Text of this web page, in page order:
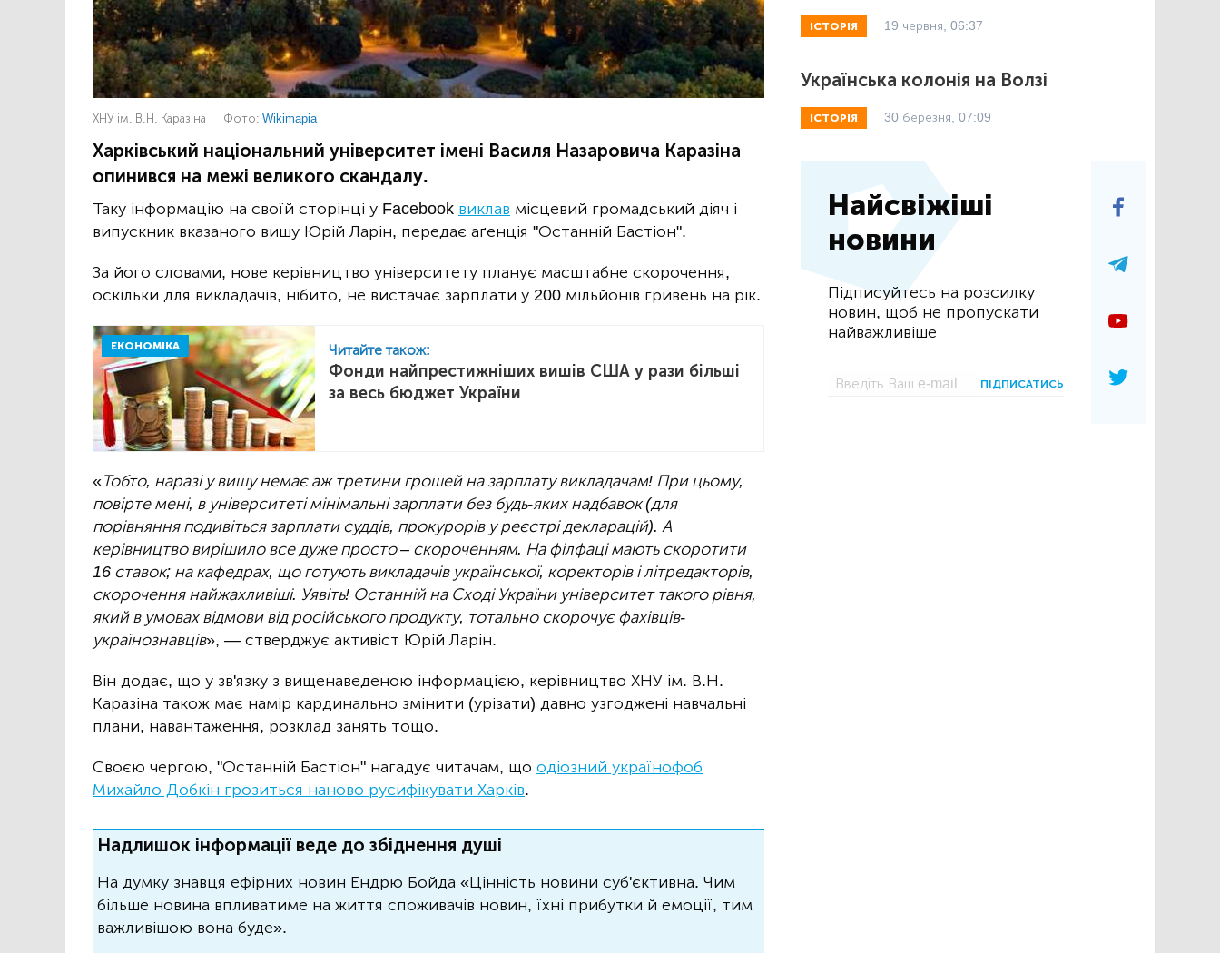
ХНУ ім. В.Н. Каразіна Фото: Wikimapia
Харківський національний університет імені Василя Назаровича Каразіна
опинився на межі великого скандалу.
Таку інформацію на своїй сторінці у Facebook виклав місцевий громадський діяч і
випускник вказаного вишу Юрій Ларін, передає аґенція "Останній Бастіон".
За його словами, нове керівництво університету планує масштабне скорочення,
оскільки для викладачів, нібито, не вистачає зарплати у 200 мільйонів гривень на рік.
ЕКОНОМІКА Читайте також:
Фонди найпрестижніших вишів США у рази більші
за весь бюджет України
«Тобто, наразі у вишу немає аж третини грошей на зарплату викладачам! При цьому,
повірте мені, в університеті мінімальні зарплати без будь-яких надбавок (для
порівняння подивіться зарплати суддів, прокурорів у реєстрі декларацій). А
керівництво вирішило все дуже просто – скороченням. На філфаці мають скоротити
16 ставок; на кафедрах, що готують викладачів української, коректорів і літредакторів,
скорочення найжахливіші. Уявіть! Останній на Сході України університет такого рівня,
який в умовах відмови від російського продукту, тотально скорочує фахівців-
українознавців», — стверджує активіст Юрій Ларін.
Він додає, що у зв'язку з вищенаведеною інформацією, керівництво ХНУ ім. В.Н.
Каразіна також має намір кардинально змінити (урізати) давно узгоджені навчальні
плани, навантаження, розклад занять тощо.
Своєю чергою, "Останній Бастіон" нагадує читачам, що одіозний українофоб
Михайло Добкін грозиться наново русифікувати Харків.
Надлишок інформації веде до збіднення душі
На думку знавця ефірних новин Ендрю Бойда «Цінність новини суб'єктивна. Чим
більше новина впливатиме на життя споживачів новин, їхні прибутки й емоції, тим
важливішою вона буде».
ІСТОРІЯ 19 червня, 06:37
Українська колонія на Волзі
ІСТОРІЯ 30 березня, 07:09
Найсвіжіші
новини
Підписуйтесь на розсилку
новин, щоб не пропускати
найважливіше
ПІДПИСАТИСЬ